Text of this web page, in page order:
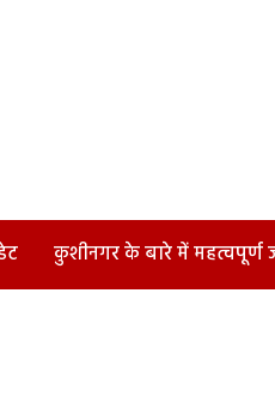
कुशीनगर के बारे में महत्वपूर्ण